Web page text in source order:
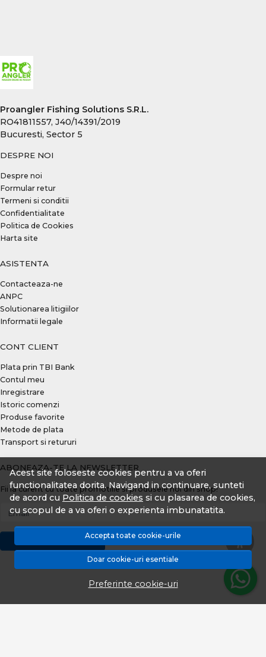
Acest site foloseste cookies pentru a va oferi
functionalitatea dorita. Navigand in continuare, sunteti
de acord cu Politica de cookies si cu plasarea de cookies,
cu scopul de a va oferi o experienta imbunatatita.
Accepta toate cookie-urile
Doar cookie-uri esentiale
Preferinte cookie-uri
Proangler Fishing Solutions S.R.L.
RO41811557, J40/14391/2019
Bucuresti, Sector 5
DESPRE NOI
Despre noi
Formular retur
Termeni si conditii
Confidentialitate
Politica de Cookies
Harta site
ASISTENTA
Contacteaza-ne
ANPC
Solutionarea litigiilor
Informatii legale
CONT CLIENT
Plata prin TBI Bank
Contul meu
Inregistrare
Istoric comenzi
Produse favorite
Metode de plata
Transport si retururi
ABONEAZA-TE LA NEWSLETTER
Fii la curent cu toate promotiile si produsele noi din shop!
Email